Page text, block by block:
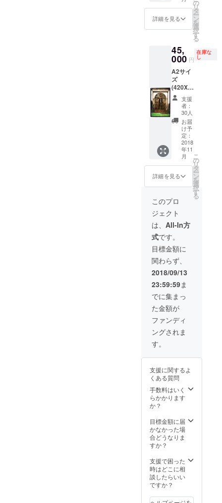
と手書
きサイ
ン入
り。 ※
限り、
吉井和
哉 と
MITCH
IKEDA
のサイ
ン両方
が入り
ます。
1994年
The
Yellow
Monkey
シング
ル盤
『熱帯
夜』撮
ジョン
今回の
クラウ
ドファ
ンディ
ングに
限り
45,000
円(日本
全国送
料込み)
限定30
点のリ
ター
ン。 ※
日本国
内しか
発送し
詳細を見る
の
リ
タ
ー
ン
を
選
択
す
る
45,
000 円
在庫な
し
A2サイ
ズ
(420X5
94mm)
サイズ
のオリ
ジナル
プリン
ボス加
工のス
タンプ
と手書
きサイ
ン入
り。 ※
今回に
限り、
吉井和
哉 と
MITCH
IKEDA
のサイ
ン両方
が入り
ます。
2006年
吉井和
哉 シン
グル盤
『BEA
UTIFUL
』撮影
時の別
今回の
ドファ
ンディ
ングに
限り
45,000
全国送
料込み)
限定30
点のリ
ン。 ※
日本国
内しか
発送し
ん。
支援
者：
30人
お届
け予
定：
2018
年11
月
詳細を見る
こ
の
リ
タ
ー
ン
を
選
択
す
る
このプロ
ジェクト
は、 All-In方
式です。
目標金額に
関わらず、
2018/09/13
23:59:59ま
でに集まっ
た金額が
ファンディ
ングされま
す。
支援に関するよ
くある質問
手数料はいく
らかかります
か？
目標金額に届
かなかった場
合どうなりま
すか？
支援で困った
時はどこに相
談したらいい
ですか？